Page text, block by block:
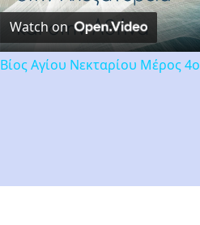
Watch on
Βίος Αγίου Νεκταρίου Μέρος 4ο